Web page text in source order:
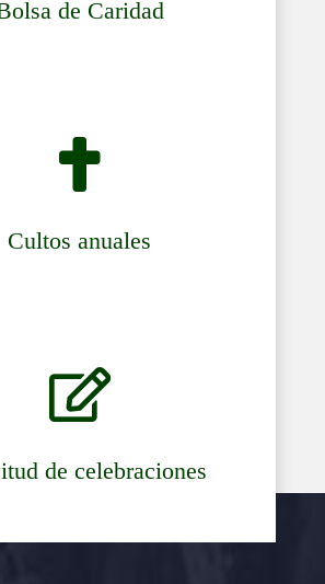
de Caridad

Cultos anuales

de celebraciones